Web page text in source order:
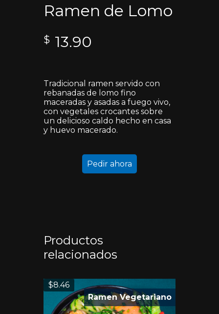
Ramen de Lomo
$ 13.90
Tradicional ramen servido con
rebanadas de lomo fino
maceradas y asadas a fuego vivo,
con vegetales crocantes sobre
un delicioso caldo hecho en casa
y huevo macerado.
Pedir ahora
Productos
relacionados
Ramen Vegetariano
$8.46